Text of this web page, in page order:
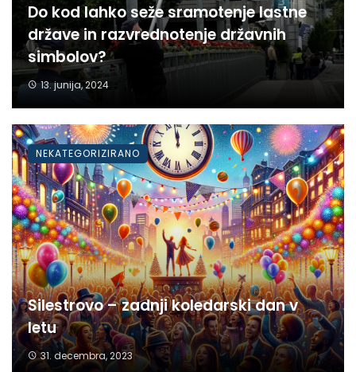
Do kod lahko seže sramotenje lastne
države in razvrednotenje državnih
simbolov?
13. junija, 2024
Silestrovo – zadnji koledarski dan v
letu
31. decembra, 2023
NEKATEGORIZIRANO